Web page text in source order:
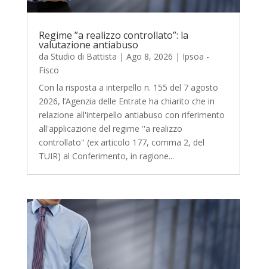
Regime ”a realizzo controllato”: la
valutazione antiabuso
da Studio di Battista | Ago 8, 2026 | Ipsoa -
Fisco
Con la risposta a interpello n. 155 del 7 agosto
2026, l’Agenzia delle Entrate ha chiarito che in
relazione all'interpello antiabuso con riferimento
all'applicazione del regime ''a realizzo
controllato'' (ex articolo 177, comma 2, del
TUIR) al Conferimento, in ragione...